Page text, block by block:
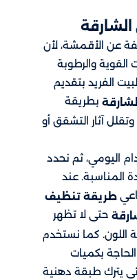
عن الأقمشة، لأن
والرطوبة
الفريد بتقديم
بطريقة
آثار التشقق أو
اليومي، ثم نحدد
المناسبة. عند
طريقة تنظيف
حتى لا تظهر
اللون. كما نستخدم
بكميات
يترك طبقة دهنية